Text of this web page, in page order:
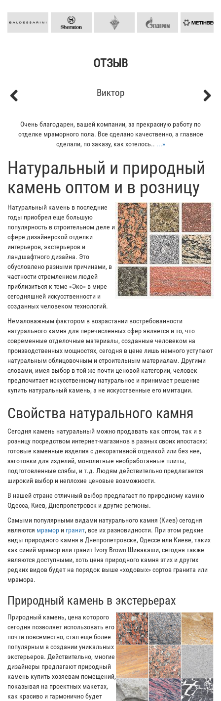
ОТЗЫВ
Виктор
Очень благодарен, вашей компании, за прекрасную работу по
отделке мраморного пола. Все сделано качественно, а главное
сделали, по заказу, как хотелось.. ...»
​Натуральный и природный
камень оптом и в розницу
Натуральный камень в последние
годы приобрел еще большую
популярность в строительном деле и
сфере дизайнерской отделки
интерьеров, экстерьеров и
ландшафтного дизайна. Это
обусловлено разными причинами, в
частности стремлением людей
приблизиться к теме «Эко» в мире
сегодняшней искусственности и
созданных человеком технологий.
Немаловажным фактором в возрастании востребованности
натурального камня для перечисленных сфер является и то, что
современные отделочные материалы, созданные человеком на
производственных мощностях, сегодня в цене лишь немного уступают
натуральным облицовочным и строительным материалам. Другими
словами, имея выбор в той же почти ценовой категории, человек
предпочитает искусственному натуральное и принимает решение
купить натуральный камень, а не искусственные его имитации.
Свойства натурального камня
Сегодня камень натуральный можно продавать как оптом, так и в
розницу посредством интернет-магазинов в разных своих ипостасях:
готовые каменные изделия с декоративной отделкой или без нее,
заготовки для изделий, монолитные необработанные плиты,
подготовленные слябы, и т.д. Людям действительно предлагается
широкий выбор и неплохие ценовые возможности.
В нашей стране отличный выбор предлагает по природному камню
Одесса, Киев, Днепропетровск и другие регионы.
Самыми популярными видами натурального камня (Киев) сегодня
являются мрамор и гранит, все их разновидности. При этом редкие
виды природного камня в Днепропетровске, Одессе или Киеве, таких
как синий мрамор или гранит Ivory Brown Шивакаши, сегодня также
являются доступными, хоть цена природного камня этих и других
редких видов будет на порядок выше «ходовых» сортов гранита или
мрамора.
Природный камень в экстерьерах
Природный камень, цена которого
сегодня позволяет использовать его
почти повсеместно, стал еще более
популярным в создании уникальных
экстерьеров. Действительно, многие
дизайнеры предлагают природный
камень купить хозяевам помещений,
показывая на проектных макетах,
как красиво и гармонично будет